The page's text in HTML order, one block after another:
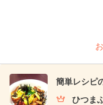
簡単レシピ
ひつま